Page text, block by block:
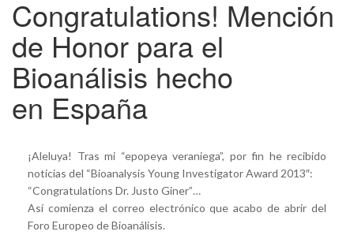
Congratulations! Mención
de Honor para el
Bioanálisis hecho
en España
¡Aleluya! Tras mi “epopeya veraniega”, por fin he recibido
noticias del “Bioanalysis Young Investigator Award 2013″:
“Congratulations Dr. Justo Giner”…
Así comienza el correo electrónico que acabo de abrir del
Foro Europeo de Bioanálisis.